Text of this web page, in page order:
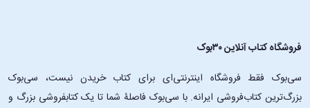
فروشگاه کتاب آنلاین ۳۰بوک
سی‌بوک فقط فروشگاه اینترنتی‌ای برای کتاب خریدن نیست، سی‌بوک
بزرگ‌ترین کتاب‌فروشی ایرانه. با سی‌بوک فاصلۀ شما تا یک کتابفروشی بزرگ و